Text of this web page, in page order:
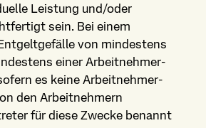
Leistung und/oder
sein. Bei einem
von mindestens
einer Arbeitnehmer­
es keine Arbeitnehmer­
den Arbeitnehmern
für diese Zwecke benannt